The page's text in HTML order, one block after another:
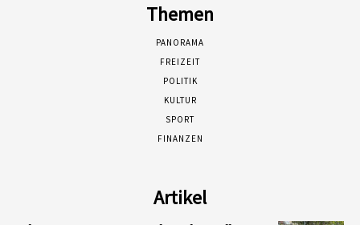
Themen
PANORAMA
FREIZEIT
POLITIK
KULTUR
SPORT
FINANZEN
Artikel